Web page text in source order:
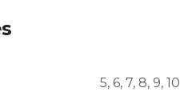
5, 6, 7, 8, 9, 10